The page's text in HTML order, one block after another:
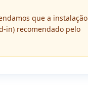
que a instalação
in) recomendado pelo